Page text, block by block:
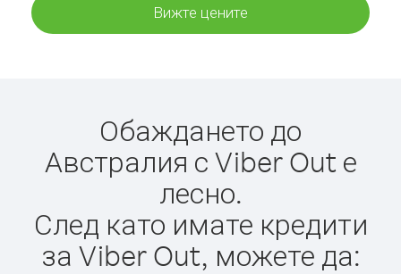
Вижте цените
Обаждането до
Австралия с Viber Out е
лесно.
След като имате кредити
за Viber Out, можете да: